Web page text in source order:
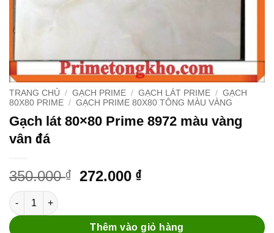
TRANG CHỦ / GẠCH PRIME / GẠCH LÁT PRIME / GẠCH
80X80 PRIME / GẠCH PRIME 80X80 TÔNG MÀU VÀNG
Gạch lát 80×80 Prime 8972 màu vàng
vân đá
350.000₫
Original
350.000 ₫.
272.000₫Current
272.000 ₫.
Gạch lát 80x80 Prime 8972 màu vàng vân đá số lượng
Thêm vào giỏ hàng